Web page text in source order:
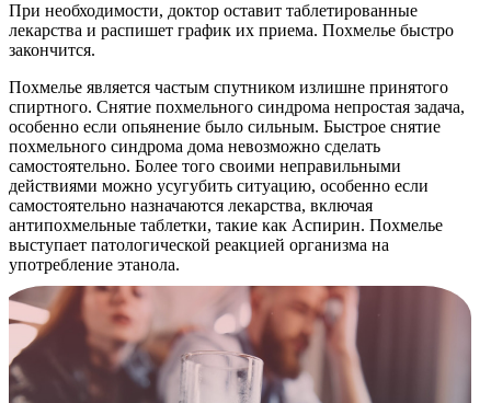
При необходимости, доктор оставит таблетированные
лекарства и распишет график их приема. Похмелье быстро
закончится.
Похмелье является частым спутником излишне принятого
спиртного. Снятие похмельного синдрома непростая задача,
особенно если опьянение было сильным. Быстрое снятие
похмельного синдрома дома невозможно сделать
самостоятельно. Более того своими неправильными
действиями можно усугубить ситуацию, особенно если
самостоятельно назначаются лекарства, включая
антипохмельные таблетки, такие как Аспирин. Похмелье
выступает патологической реакцией организма на
употребление этанола.